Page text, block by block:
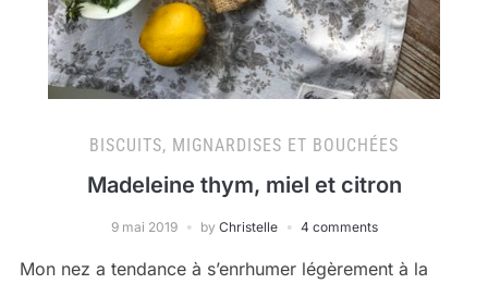
BISCUITS, MIGNARDISES ET BOUCHÉES
Madeleine thym, miel et citron
9 mai 2019 by Christelle 4 comments
Mon nez a tendance à s’enrhumer légèrement à la